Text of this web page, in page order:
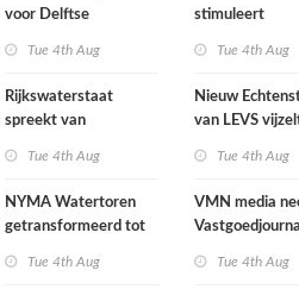
voor Delftse
Tue 4th Aug
Rijkswaterstaat
spreekt van
door droogte
Tue 4th Aug
NYMA Watertoren
getransformeerd tot
makersplaats in
Tue 4th Aug
stimuleert
duurzaam
Tue 4th Aug
Nieuw
van LEVS
restruimte op
Tue 4th Aug
VMN media
Tue 4th Aug